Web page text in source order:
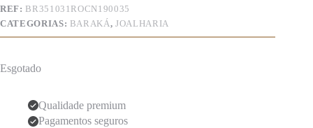
REF: BR351031ROCN190035
CATEGORIAS: BARAKÁ,JOALHARIA
Esgotado
Qualidade premium
Pagamentos seguros